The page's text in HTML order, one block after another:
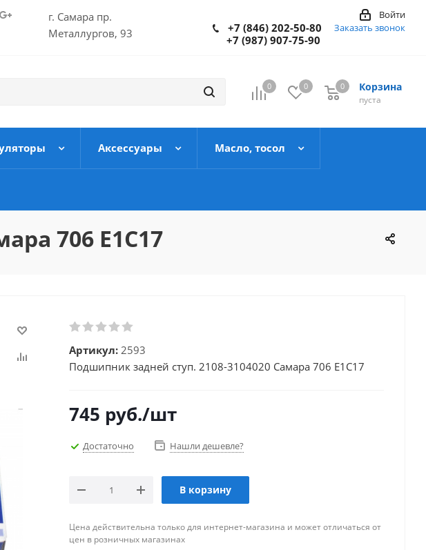
г. Самара пр.
Металлургов, 93
Войти
+7 (846) 202-50-80
+7 (987) 907-75-90
Заказать звонок
0 0 Корзина
пуста
0
Аксессуары Масло, тосол
706 Е1С17
Артикул: 2593
Подшипник задней ступ. 2108-3104020 Самара 706 Е1С17
745 руб./шт
Достаточно Нашли дешевле?
В корзину
Цена действительна только для интернет-магазина и может отличаться от
цен в розничных магазинах